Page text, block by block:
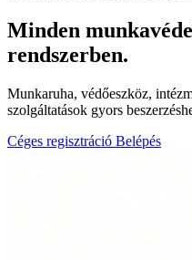
Minden
rendszerben.
Munkaruha, védőeszköz,
szolgáltatások gyors
Céges regisztráció Belépés